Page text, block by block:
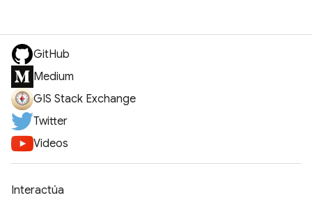
GitHub
Medium
GIS Stack Exchange
Twitter
Videos
Interactúa